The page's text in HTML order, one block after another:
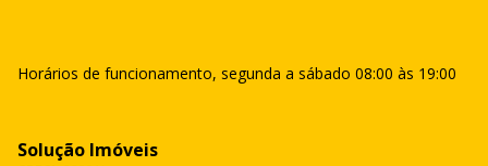
Horários de funcionamento, segunda a sábado 08:00 às 19:00
Solução Imóveis